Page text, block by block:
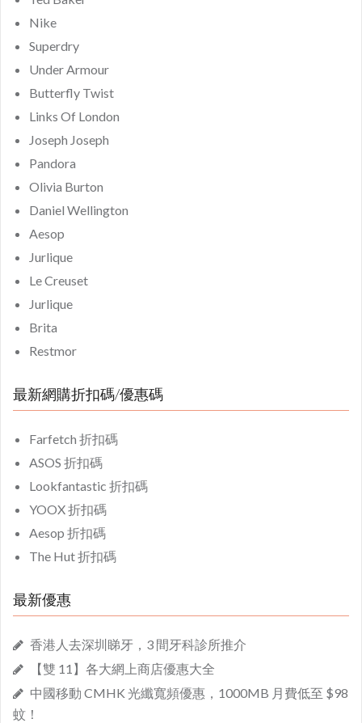
Nike
Superdry
Under Armour
Butterfly Twist
Links Of London
Joseph Joseph
Pandora
Olivia Burton
Daniel Wellington
Aesop
Jurlique
Le Creuset
Jurlique
Brita
Restmor
最新網購折扣碼/優惠碼
Farfetch 折扣碼
ASOS 折扣碼
Lookfantastic 折扣碼
YOOX 折扣碼
Aesop 折扣碼
The Hut 折扣碼
最新優惠
香港人去深圳睇牙，3 間牙科診所推介
【雙 11】各大網上商店優惠大全
中國移動 CMHK 光纖寬頻優惠，1000MB 月費低至 $98
蚊！